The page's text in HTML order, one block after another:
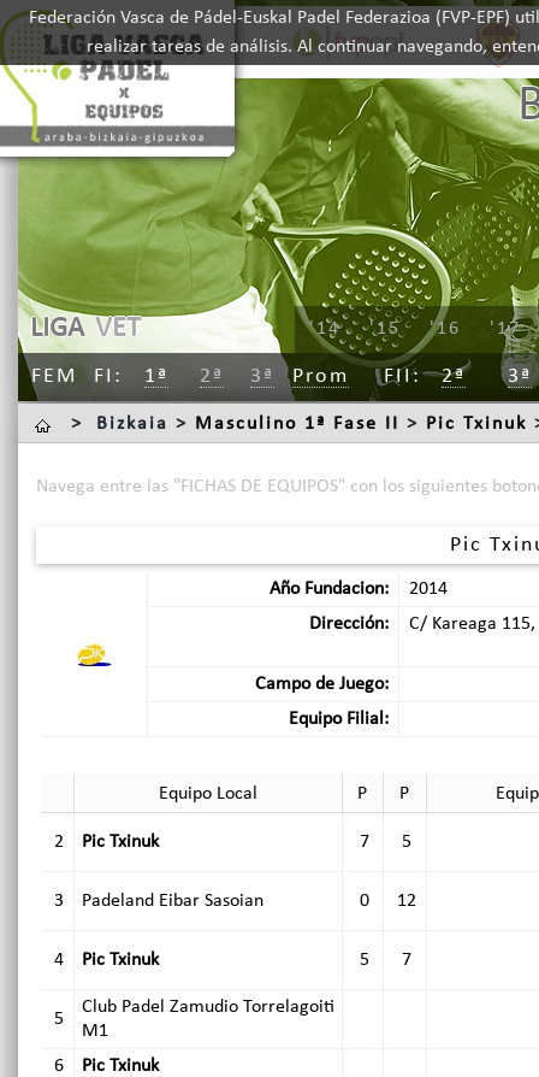
Federación Vasca de Pádel-Euskal Padel Federazioa (FVP-
realizar tareas de análisis. Al continuar navegando,
LIGA VET '17
'16
'15
'14
FEM FI 1ª 2ª 3ª Prom FII 2ª 3ª
> Bizkaia > Masculino 1ª Fase II > Pic Txinuk
Navega entre las "FICHAS DE EQUIPOS" con los siguientes
Pic
Año Fundacion:
2014
Dirección:
C/ Kareaga
Campo de Juego:
Equipo Filial:
Equipo Local P P
2 Pic Txinuk 7 5
3 Padeland Eibar Sasoian 0 12
4 Pic Txinuk 5 7
5
Club Padel Zamudio Torrelagoiti
M1
6
Pic Txinuk